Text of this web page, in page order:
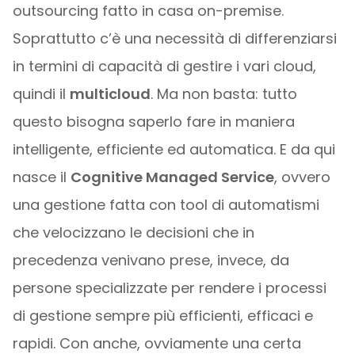
outsourcing fatto in casa on-premise.
Soprattutto c’è una necessità di differenziarsi
in termini di capacità di gestire i vari cloud,
quindi il multicloud. Ma non basta: tutto
questo bisogna saperlo fare in maniera
intelligente, efficiente ed automatica. E da qui
nasce il Cognitive Managed Service, ovvero
una gestione fatta con tool di automatismi
che velocizzano le decisioni che in
precedenza venivano prese, invece, da
persone specializzate per rendere i processi
di gestione sempre più efficienti, efficaci e
rapidi. Con anche, ovviamente una certa